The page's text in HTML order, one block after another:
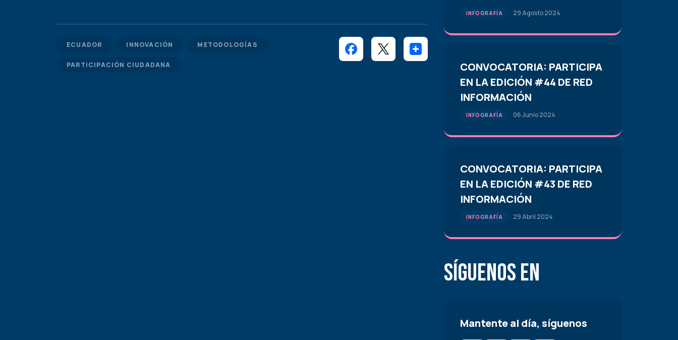
ECUADOR INNOVACIÓN METODOLOGÍAS
PARTICIPACIÓN CIUDADANA
INFOGRAFÍA 29 Agosto 2024
CONVOCATORIA: PARTICIPA
EN LA EDICIÓN #44 DE RED
INFORMACIÓN
INFOGRAFÍA 06 Junio 2024
CONVOCATORIA: PARTICIPA
EN LA EDICIÓN #43 DE RED
INFORMACIÓN
INFOGRAFÍA 29 Abril 2024
Síguenos en
Mantente al día, síguenos